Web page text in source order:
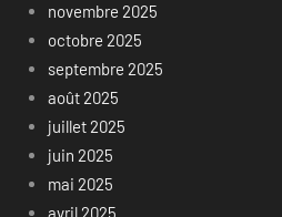
novembre 2025
octobre 2025
septembre 2025
août 2025
juillet 2025
juin 2025
mai 2025
avril 2025